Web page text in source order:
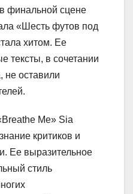
финальной сцене
«Шесть футов под
хитом. Ее
тексты, в сочетании
оставили
Me» Sia
критиков и
Ее выразительное
стиль